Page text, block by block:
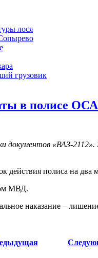
лося
грузовик
в полисе
документов «ВАЗ-
действия полиса на
МВД.
наказание –